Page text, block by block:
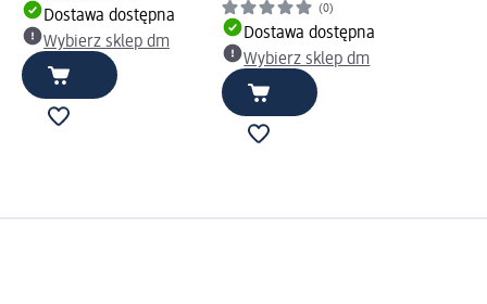
Dostawa dostępna
Wybierz sklep dm
(0)
Dostawa dostępna
Wybierz sklep dm